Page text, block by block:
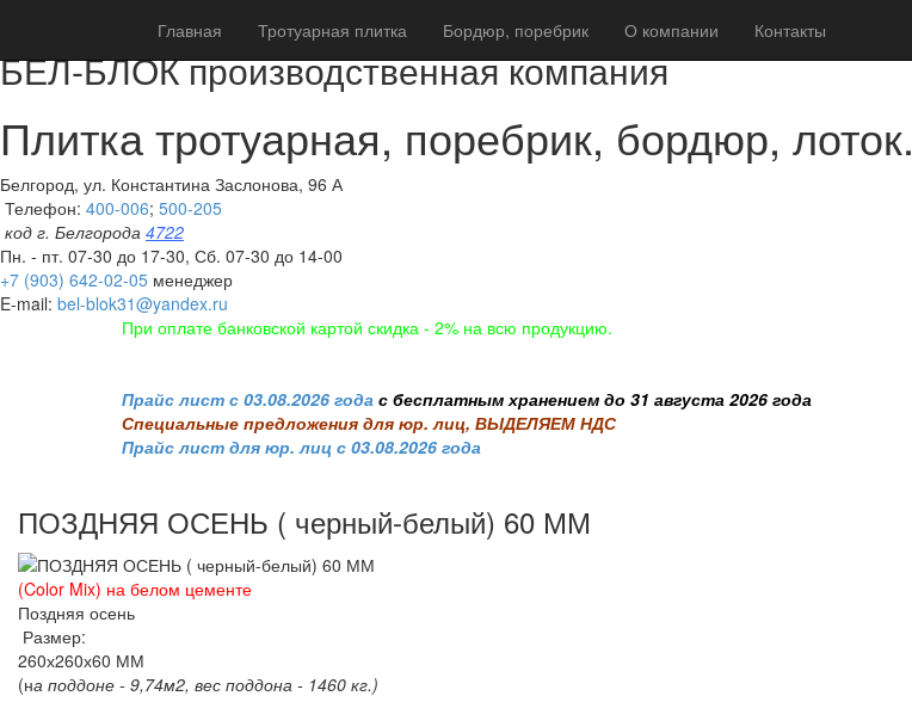
Главная Тротуарная плитка Бордюр, поребрик О компании Контакты
БЕЛ-БЛОК производственная компания
Плитка тротуарная, поребрик, бордюр, лоток.
Белгород, ул. Константина Заслонова, 96 А
Телефон: 400-006; 500-205
код г. Белгорода 4722
Пн. - пт. 07-30 до 17-30, Сб. 07-30 до 14-00
+7 (903) 642-02-05 менеджер
E-mail: bel-blok31@yandex.ru
При оплате банковской картой скидка - 2% на всю продукцию.
Прайс лист с 03.08.2026 года с бесплатным хранением до 31 августа 2026 года
Специальные предложения для юр. лиц, ВЫДЕЛЯЕМ НДС
Прайс лист для юр. лиц с 03.08.2026 года
ПОЗДНЯЯ ОСЕНЬ ( черный-белый) 60 ММ
(Color Mix) на белом цементе
Поздняя осень
Размер:
260х260х60 ММ
(на поддоне - 9,74м2, вес поддона - 1460 кг.)